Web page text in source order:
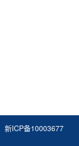
新ICP备10003677